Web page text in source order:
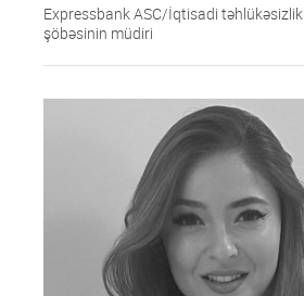
Expressbank ASC/İqtisadi təhlükəsizlik
şöbəsinin müdiri